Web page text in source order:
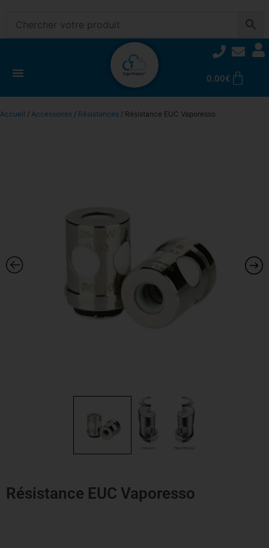
0.00€
Accueil / Accessoires / Résistances / Résistance EUC Vaporesso
Résistance EUC Vaporesso